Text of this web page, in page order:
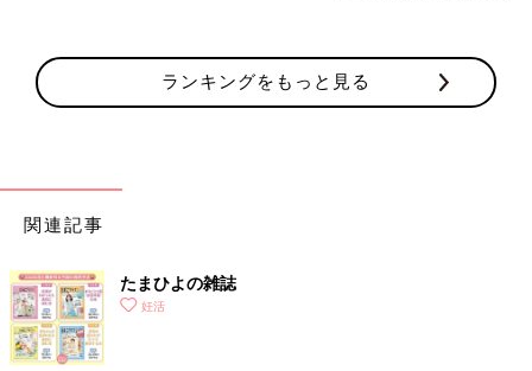
ランキングをもっと見る
関連記事
たまひよの雑誌
妊活